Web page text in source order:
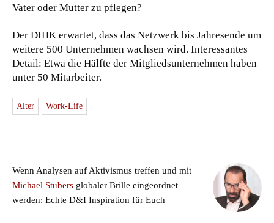
Vater oder Mutter zu pflegen?
Der DIHK erwartet, dass das Netzwerk bis Jahresende um
weitere 500 Unternehmen wachsen wird. Interessantes
Detail: Etwa die Hälfte der Mitgliedsunternehmen haben
unter 50 Mitarbeiter.
Alter Work-Life
Wenn Analysen auf Aktivismus treffen und mit
Michael Stubers globaler Brille eingeordnet
werden: Echte D&I Inspiration für Euch